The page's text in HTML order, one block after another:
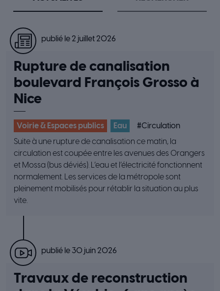
publié le 2 juillet 2026
Rupture de canalisation
boulevard François Grosso à
Nice
Voirie & Espaces publics Eau #Circulation
Suite à une rupture de canalisation ce matin, la
circulation est coupée entre les avenues des Orangers
et Mossa (bus déviés). L’eau et l’électricité fonctionnent
normalement. Les services de la métropole sont
pleinement mobilisés pour rétablir la situation au plus
vite.
publié le 30 juin 2026
Travaux de reconstruction